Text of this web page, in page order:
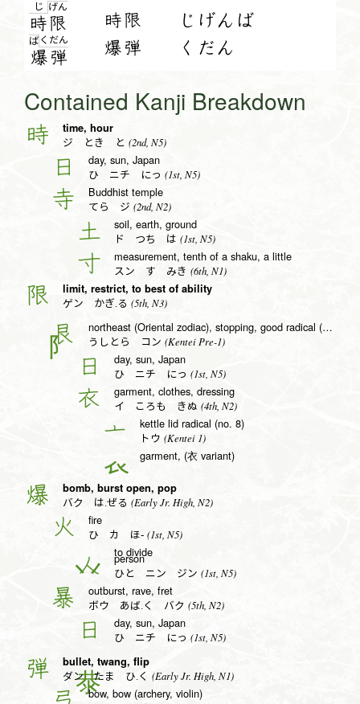
じ
時
げん
限
ば く
爆
だん
弾
時限
爆弾
じげんば
くだん
Contained Kanji Breakdown
時 time, hour
ジ とき と (2nd, N5)
日 day, sun, Japan
ひ ニチ にっ (1st, N5)
寺 Buddhist temple
てら ジ (2nd, N2)
土 soil, earth, ground
ド つち は (1st, N5)
寸 measurement, tenth of a shaku, a little
スン す みき (6th, N1)
限 limit, restrict, to best of ability
ゲン かぎ.る (5th, N3)
艮 northeast (Oriental zodiac), stopping, good radical (no. 138)
うしとら コン (Kentei Pre-1)
日 day, sun, Japan
ひ ニチ にっ (1st, N5)
衣 garment, clothes, dressing
イ ころも きぬ (4th, N2)
亠 kettle lid radical (no. 8)
トウ (Kentei 1)
𧘇 garment, (衣 variant)
爆 bomb, burst open, pop
バク は.ぜる (Early Jr. High, N2)
火 fire
ひ カ ほ- (1st, N5)
to divide
人 person
ひと ニン ジン (1st, N5)
暴 outburst, rave, fret
ボウ あば.く バク (5th, N2)
日 day, sun, Japan
ひ ニチ にっ (1st, N5)
弾 bullet, twang, flip
ダン たま ひ.く (Early Jr. High, N1)
bow, bow (archery, violin)